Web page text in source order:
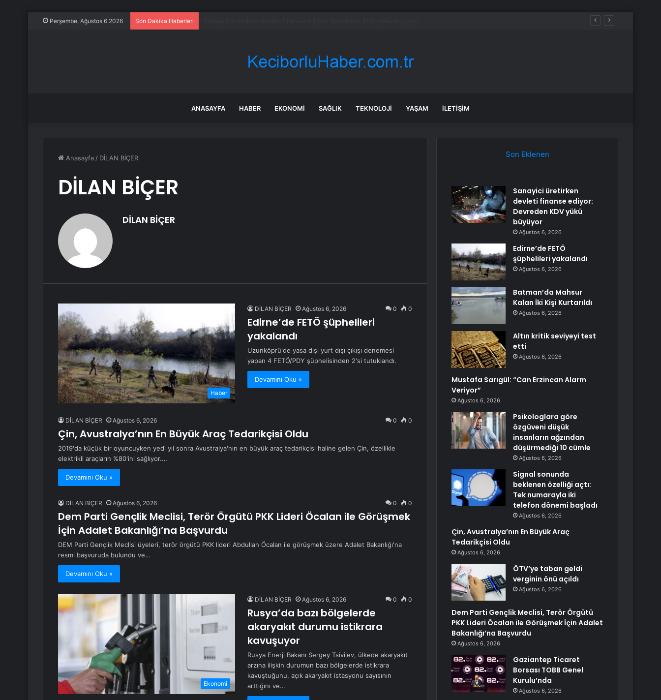
Perşembe, Ağustos 6 2026 Son Dakika Haberleri
ANASAYFA HABER EKONOMI SAĞLIK TEKNOLOJI YAŞAM İLETIŞIM
Anasayfa / DİLAN BİÇER
DİLAN BİÇER
DİLAN BİÇER
Haber
DİLAN BİÇER Ağustos 6, 2026 0 0
Edirne’de FETÖ şüphelileri
yakalandı
Uzunköprü'de yasa dışı yurt dışı çıkışı denemesi
yapan 4 FETÖ/PDY şüphelisinden 2'si tutuklandı.
Devamını Oku »
DİLAN BİÇER Ağustos 6, 2026 0 0
Çin, Avustralya’nın En Büyük Araç Tedarikçisi Oldu
2019'da küçük bir oyuncuyken yedi yıl sonra Avustralya'nın en büyük araç tedarikçisi haline gelen Çin, özellikle
elektrikli araçların %80'ini sağlıyor.…
Devamını Oku »
DİLAN BİÇER Ağustos 6, 2026 0 0
Dem Parti Gençlik Meclisi, Terör Örgütü PKK Lideri Öcalan ile Görüşmek
İçin Adalet Bakanlığı’na Başvurdu
DEM Parti Gençlik Meclisi üyeleri, terör örgütü PKK lideri Abdullah Öcalan ile görüşmek üzere Adalet Bakanlığı'na
resmi başvuruda bulundu ve…
Devamını Oku »
Ekonomi
DİLAN BİÇER Ağustos 6, 2026 0 0
Rusya’da bazı bölgelerde
akaryakıt durumu istikrara
kavuşuyor
Rusya Enerji Bakanı Sergey Tsivilev, ülkede akaryakıt
arzına ilişkin durumun bazı bölgelerde istikrara
kavuştuğunu, açık akaryakıt istasyonu sayısının
arttığını ve…
Son Eklenen
Sanayici üretirken
devleti finanse ediyor:
Devreden KDV yükü
büyüyor
Ağustos 6, 2026
Edirne’de FETÖ
şüphelileri yakalandı
Ağustos 6, 2026
Batman’da Mahsur
Kalan İki Kişi Kurtarıldı
Ağustos 6, 2026
Altın kritik seviyeyi test
etti
Ağustos 6, 2026
Mustafa Sarıgül: “Can Erzincan Alarm
Veriyor”
Ağustos 6, 2026
Psikologlara göre
özgüveni düşük
insanların ağzından
düşürmediği 10 cümle
Ağustos 6, 2026
Signal sonunda
beklenen özelliği açtı:
Tek numarayla iki
telefon dönemi başladı
Ağustos 6, 2026
Çin, Avustralya’nın En Büyük Araç
Tedarikçisi Oldu
Ağustos 6, 2026
ÖTV’ye taban geldi
verginin önü açıldı
Ağustos 6, 2026
Dem Parti Gençlik Meclisi, Terör Örgütü
PKK Lideri Öcalan ile Görüşmek İçin Adalet
Bakanlığı’na Başvurdu
Ağustos 6, 2026
Gaziantep Ticaret
Borsası TOBB Genel
Kurulu’nda
Ağustos 6, 2026